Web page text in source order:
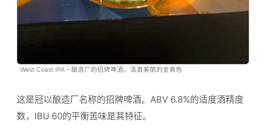
West Coast IPA – 酿造厂的招牌啤酒，清澈美丽的金黄色
这是冠以酿造厂名称的招牌啤酒。ABV 6.8%的适度酒精度
数，IBU 60的平衡苦味是其特征。